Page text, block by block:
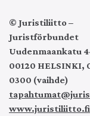
© Juristiliitto –
Juristförbundet
Uudenmaankatu
00120 HELSINKI,
0300 (vaihde)
www.juristiliitto.fi